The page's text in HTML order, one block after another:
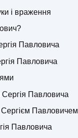
і враження
Павловича
Павловича
Павловича
Сергієм Павловичем
Павловича